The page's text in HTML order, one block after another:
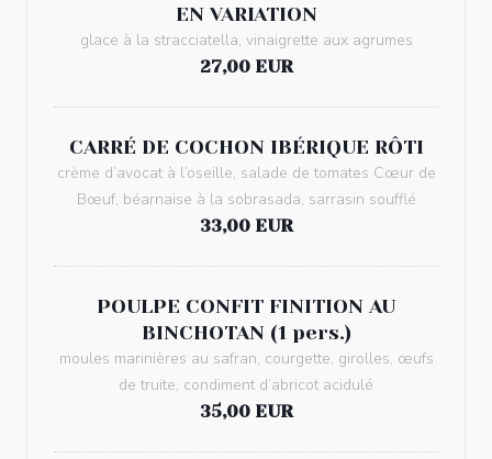
EN VARIATION
glace à la stracciatella, vinaigrette aux agrumes
27,00 EUR
CARRÉ DE COCHON IBÉRIQUE RÔTI
crème d’avocat à l’oseille, salade de tomates Cœur de
Bœuf, béarnaise à la sobrasada, sarrasin soufflé
33,00 EUR
POULPE CONFIT FINITION AU
BINCHOTAN (1 pers.)
moules marinières au safran, courgette, girolles, œufs
de truite, condiment d’abricot acidulé
35,00 EUR